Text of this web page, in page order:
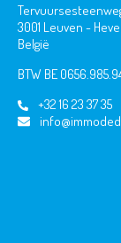
3001 Leuven -
België
BTW BE
+32 16 23 37 35